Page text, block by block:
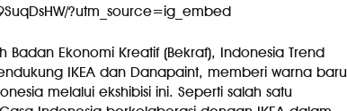
?utm_source=ig_embed
Ekonomi Kreatif (Bekraf), Indonesia Trend
IKEA dan Danapaint, memberi warna baru
melalui ekshibisi ini. Seperti salah satu